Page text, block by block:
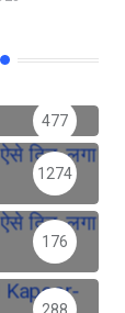
477
1274
176